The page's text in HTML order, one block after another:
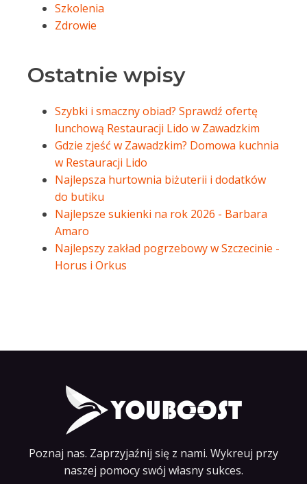
Szkolenia
Zdrowie
Ostatnie wpisy
Szybki i smaczny obiad? Sprawdź ofertę
lunchową Restauracji Lido w Zawadzkim
Gdzie zjeść w Zawadzkim? Domowa kuchnia
w Restauracji Lido
Najlepsza hurtownia biżuterii i dodatków
do butiku
Najlepsze sukienki na rok 2026 - Barbara
Amaro
Najlepszy zakład pogrzebowy w Szczecinie -
Horus i Orkus
Poznaj nas. Zaprzyjaźnij się z nami. Wykreuj przy
naszej pomocy swój własny sukces.